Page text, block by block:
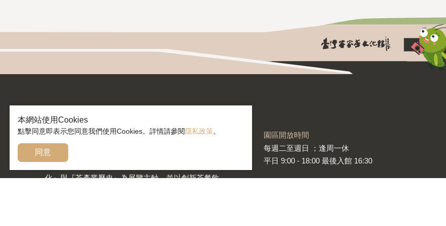
臺灣客家茶文化館
「臺灣客家茶文化館」位於龍潭區國道三號高原交流
化』與『茶產業歷史』為展覽主軸，並以創新茶餐飲
園區開放時間
每週二至週日 ；逢周一休
平日 9:00 - 18:00 最後入館 16:30
本網站使用Cookies
點擊同意即表示您同意我們使用Cookies。詳情請參閱隱私政策。
同意